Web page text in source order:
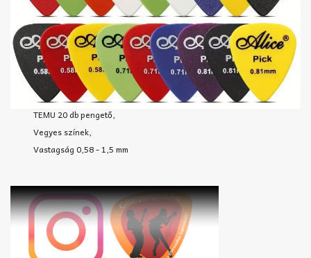
TEMU 20 db pengető,
Vegyes színek,
Vastagság 0,58 - 1,5 mm